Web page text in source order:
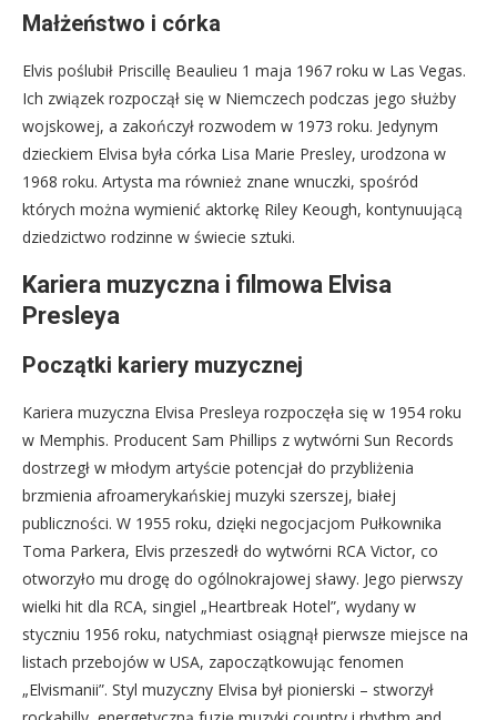
Małżeństwo i córka
Elvis poślubił Priscillę Beaulieu 1 maja 1967 roku w Las Vegas.
Ich związek rozpoczął się w Niemczech podczas jego służby
wojskowej, a zakończył rozwodem w 1973 roku. Jedynym
dzieckiem Elvisa była córka Lisa Marie Presley, urodzona w
1968 roku. Artysta ma również znane wnuczki, spośród
których można wymienić aktorkę Riley Keough, kontynuującą
dziedzictwo rodzinne w świecie sztuki.
Kariera muzyczna i filmowa Elvisa
Presleya
Początki kariery muzycznej
Kariera muzyczna Elvisa Presleya rozpoczęła się w 1954 roku
w Memphis. Producent Sam Phillips z wytwórni Sun Records
dostrzegł w młodym artyście potencjał do przybliżenia
brzmienia afroamerykańskiej muzyki szerszej, białej
publiczności. W 1955 roku, dzięki negocjacjom Pułkownika
Toma Parkera, Elvis przeszedł do wytwórni RCA Victor, co
otworzyło mu drogę do ogólnokrajowej sławy. Jego pierwszy
wielki hit dla RCA, singiel „Heartbreak Hotel”, wydany w
styczniu 1956 roku, natychmiast osiągnął pierwsze miejsce na
listach przebojów w USA, zapoczątkowując fenomen
„Elvismanii”. Styl muzyczny Elvisa był pionierski – stworzył